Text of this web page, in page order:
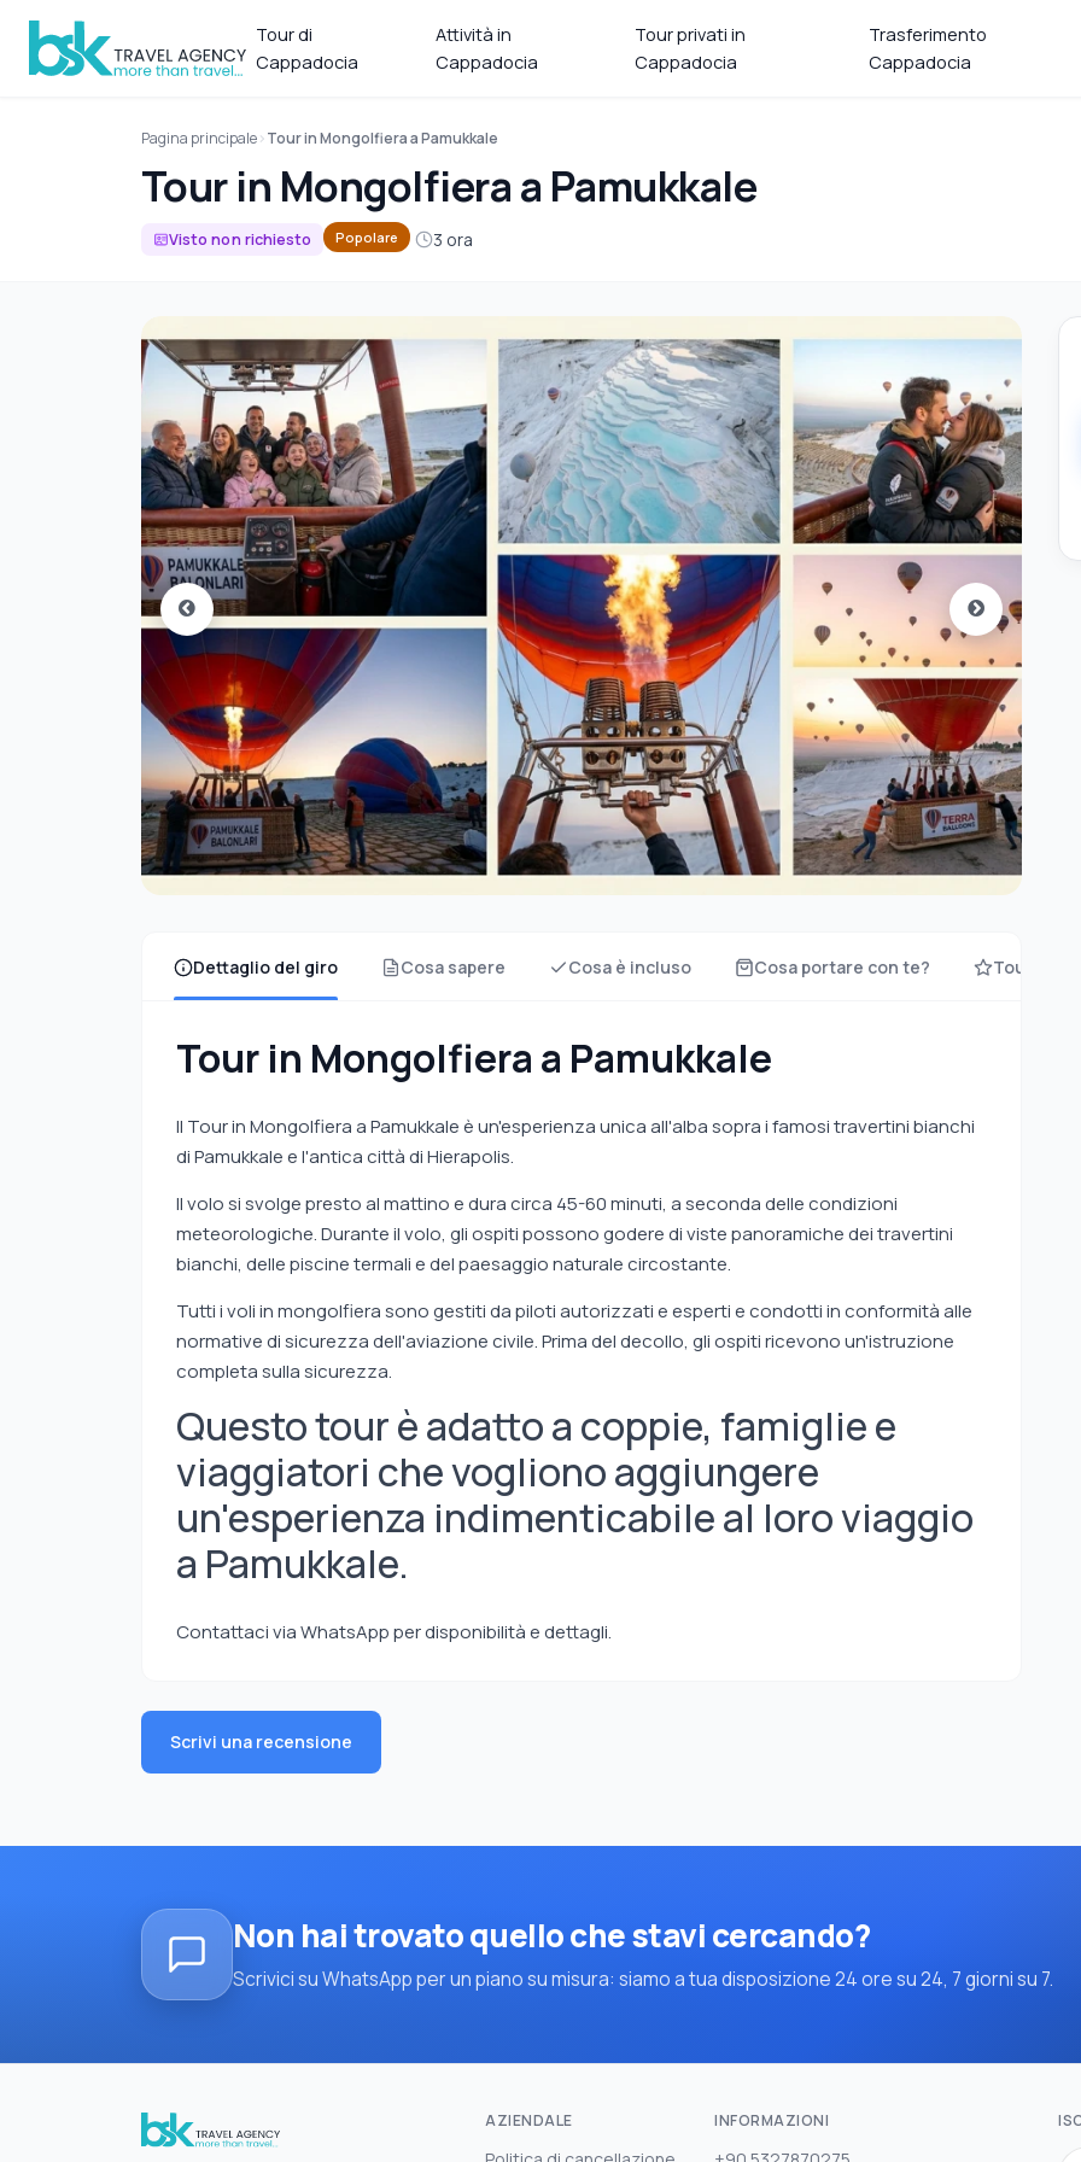
Tour di
Cappadocia
Attività in
Cappadocia
Tour privati in
Cappadocia
Trasferimento
Cappadocia
Pagina principale Tour in Mongolfiera a Pamukkale
Tour in Mongolfiera a Pamukkale
Visto non richiesto Popolare 3 ora
Dettaglio del giro Cosa sapere Cosa è incluso Cosa portare con te? Tour
Tour in Mongolfiera a Pamukkale
Il Tour in Mongolfiera a Pamukkale è un'esperienza unica all'alba sopra i famosi travertini bianchi
di Pamukkale e l'antica città di Hierapolis.
Il volo si svolge presto al mattino e dura circa 45-60 minuti, a seconda delle condizioni
meteorologiche. Durante il volo, gli ospiti possono godere di viste panoramiche dei travertini
bianchi, delle piscine termali e del paesaggio naturale circostante.
Tutti i voli in mongolfiera sono gestiti da piloti autorizzati e esperti e condotti in conformità alle
normative di sicurezza dell'aviazione civile. Prima del decollo, gli ospiti ricevono un'istruzione
completa sulla sicurezza.
Questo tour è adatto a coppie, famiglie e
viaggiatori che vogliono aggiungere
un'esperienza indimenticabile al loro viaggio
a Pamukkale.
Contattaci via WhatsApp per disponibilità e dettagli.
Scrivi una recensione
Non hai trovato quello che stavi cercando?
Scrivici su WhatsApp per un piano su misura: siamo a tua disposizione 24 ore su 24, 7 giorni su 7.
AZIENDALE INFORMAZIONI